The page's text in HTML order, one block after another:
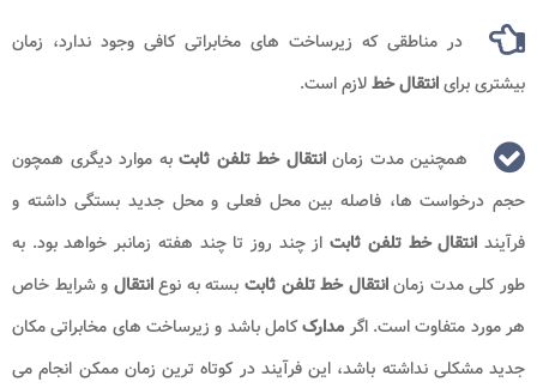
در مناطقی که زیرساخت‌ های مخابراتی کافی وجود ندارد، زمان
بیشتری برایانتقال خطلازم است.
همچنین مدت زمانانتقال خط تلفن ثابتبه موارد دیگری همچون
حجم درخواست ها، فاصله بین محل فعلی و محل جدید بستگی داشته و
فرآیند انتقال خط تلفن ثابتاز چند روز تا چند هفته زمانبر خواهد بود. به
طور کلی مدت زمانانتقال خط تلفن ثابتبسته به نوعانتقال و شرایط خاص
هر مورد متفاوت است. اگر مدارککامل باشد و زیرساخت‌ های مخابراتی مکان
جدید مشکلی نداشته باشد، این فرآیند در کوتاه ‌ترین زمان ممکن انجام می